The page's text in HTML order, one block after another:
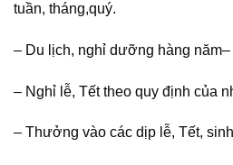
tuần, tháng,quý.
– Du lịch, nghỉ dưỡng hàng năm–
– Nghỉ lễ, Tết theo quy định của
– Thưởng vào các dịp lễ, Tết,